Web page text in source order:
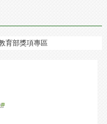
育部獎項專區